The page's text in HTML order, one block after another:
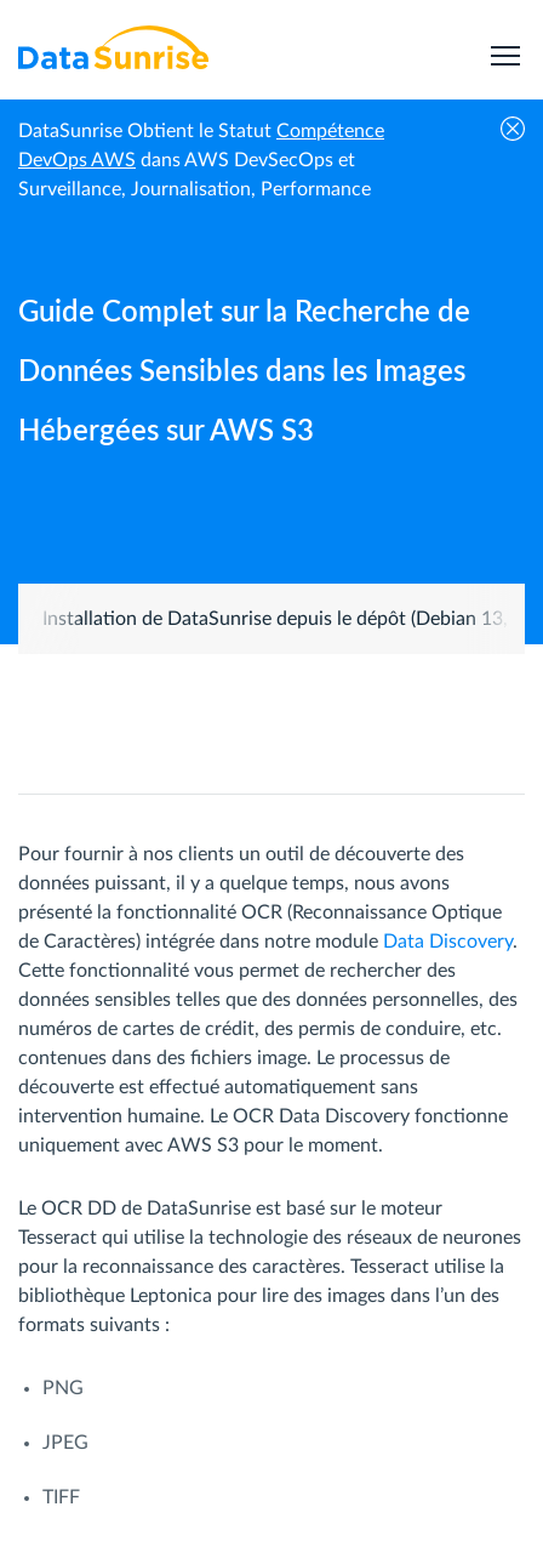
DataSunrise Obtient le Statut Compétence
DevOps AWS dans AWS DevSecOps et
Surveillance, Journalisation, Performance
Accueil
Guides |
DataSunrise
Guide Complet sur la Recherche de Données
Sensibles dans les Images Hébergées sur AWS S3
Guide Complet sur la Recherche de
Données Sensibles dans les Images
Hébergées sur AWS S3
Installation de DataSunrise depuis le dépôt (Debian 13,
Pour fournir à nos clients un outil de découverte des
données puissant, il y a quelque temps, nous avons
présenté la fonctionnalité OCR (Reconnaissance Optique
de Caractères) intégrée dans notre module Data Discovery.
Cette fonctionnalité vous permet de rechercher des
données sensibles telles que des données personnelles, des
numéros de cartes de crédit, des permis de conduire, etc.
contenues dans des fichiers image. Le processus de
découverte est effectué automatiquement sans
intervention humaine. Le OCR Data Discovery fonctionne
uniquement avec AWS S3 pour le moment.
Le OCR DD de DataSunrise est basé sur le moteur
Tesseract qui utilise la technologie des réseaux de neurones
pour la reconnaissance des caractères. Tesseract utilise la
bibliothèque Leptonica pour lire des images dans l’un des
formats suivants :
PNG
JPEG
TIFF